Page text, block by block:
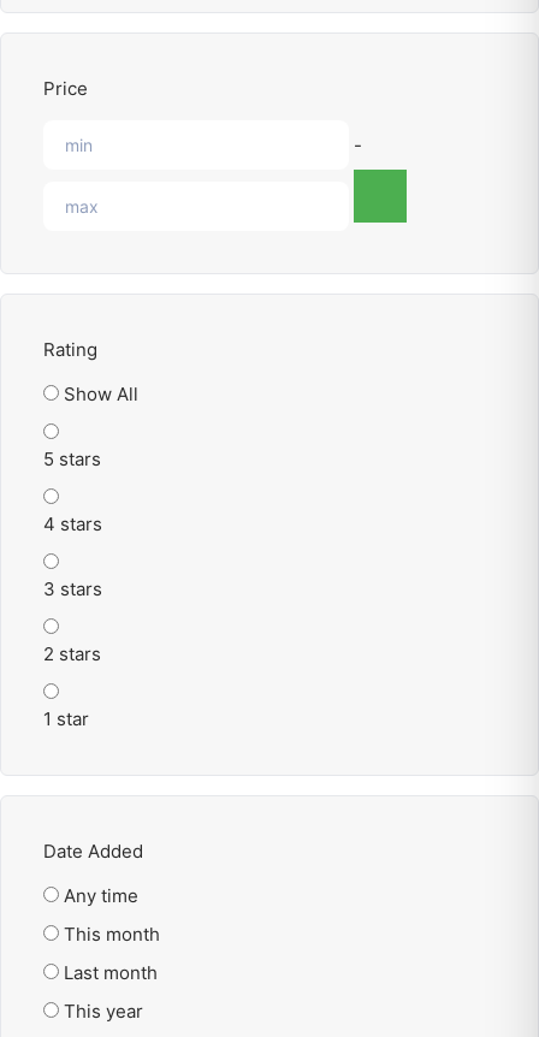
Price
-
Rating
Show All
5 stars
4 stars
3 stars
2 stars
1 star
Date Added
Any time
This month
Last month
This year